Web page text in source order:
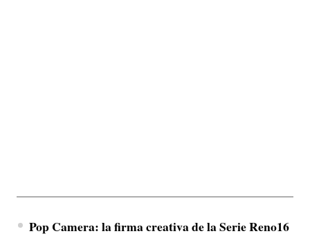
Pop Camera: la firma creativa de la Serie Reno16